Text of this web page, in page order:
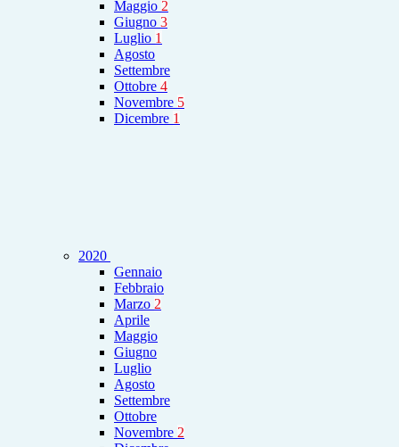
Maggio 2
Giugno 3
Luglio 1
Agosto
Settembre
Ottobre 4
Novembre 5
Dicembre 1
2020
Gennaio
Febbraio
Marzo 2
Aprile
Maggio
Giugno
Luglio
Agosto
Settembre
Ottobre
Novembre 2